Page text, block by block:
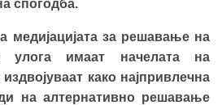
спогодба.
медијацијата за решавање на
улога имаат начелата на
издвојуваат како најпривлечна
на алтернативно решавање